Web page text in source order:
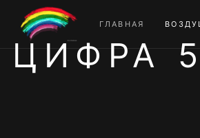
ГЛАВНАЯ
ЦИФРА